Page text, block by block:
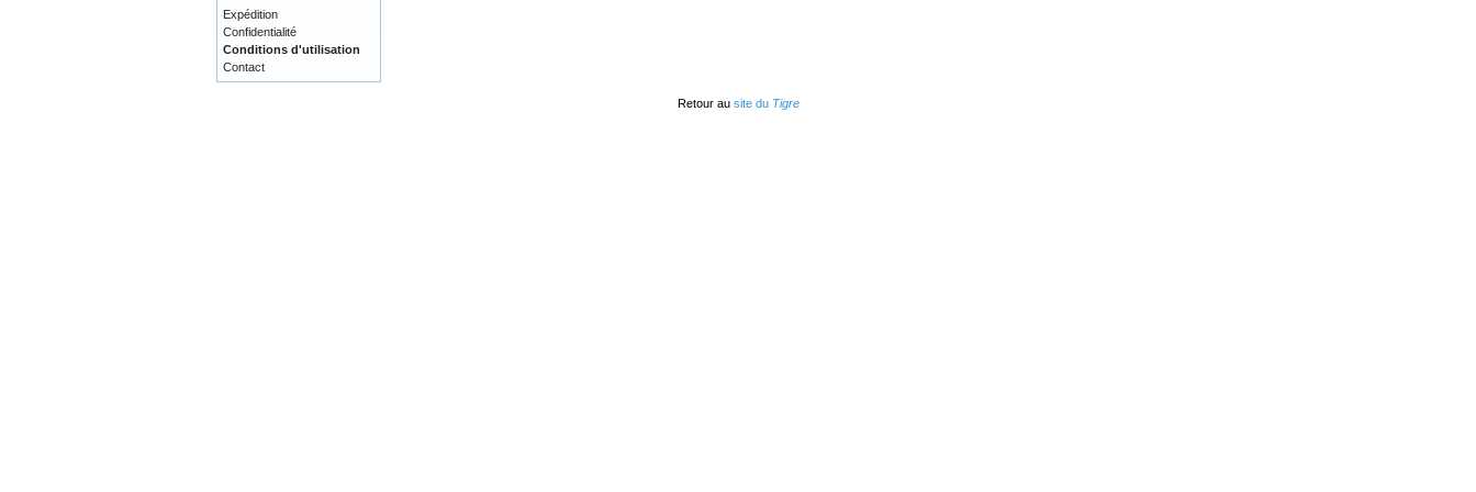
Expédition
Confidentialité
Conditions d'utilisation
Contact
Retour au site du Tigre